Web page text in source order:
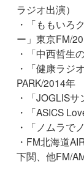
ラジオ出演）
・「ももいろ
ー」東京FM/
・「中西哲生
・「健康ラジ
PARK/2014年
・「JOGLIS
・「ASICS
・「ノムラで
・FM北海道
下関、他FM/